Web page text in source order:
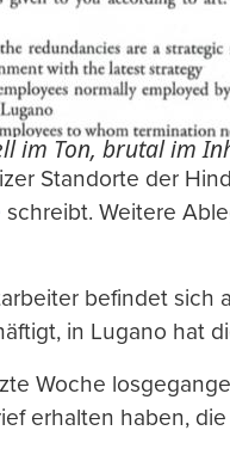
im Ton, brutal im
Standorte der
schreibt. Weitere
befindet sich
in Lugano hat
Woche
erhalten haben,